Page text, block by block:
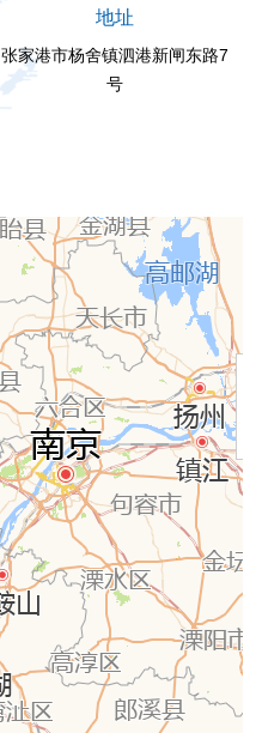
地址
张家港市杨舍镇泗港新闸东路7
号